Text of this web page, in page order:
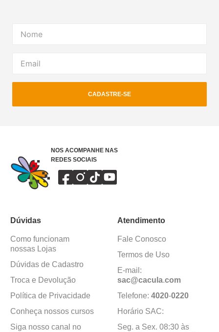
CADASTRE-SE
NOS ACOMPANHE NAS
REDES SOCIAIS
Dúvidas
Como funcionam
nossas Lojas
Dúvidas de Cadastro
Troca e Devolução
Política de Privacidade
Conheça nossos cursos
Siga nosso canal no
Atendimento
Fale Conosco
Termos de Uso
E-mail:
sac@cacula.com
Telefone: 4020-0220
Horário SAC:
Seg. a Sex. 08:30 às